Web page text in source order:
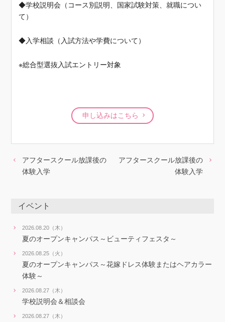
◆学校説明会（コース別説明、国家試験対策、就職につい
て）
◆入学相談（入試方法や学費について）
※総合型選抜入試エントリー対象
申し込みはこちら
アフタースクール放課後の
体験入学
アフタースクール放課後の
体験入学
イベント
2026.08.20（木）
夏のオープンキャンパス～ビューティフェスタ～
2026.08.25（火）
夏のオープンキャンパス～花嫁ドレス体験またはヘアカラー
体験～
2026.08.27（木）
学校説明会＆相談会
2026.08.27（木）